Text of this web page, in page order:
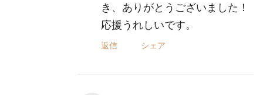
き、ありがとうございました！
応援うれしいです。
返信 シェア